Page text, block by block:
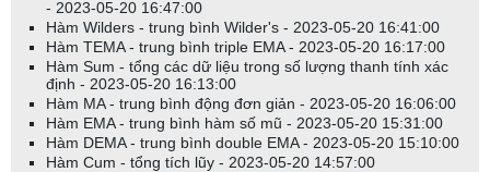
- 2023-05-20 16:47:00
Hàm Wilders - trung bình Wilder's - 2023-05-20 16:41:00
Hàm TEMA - trung bình triple EMA - 2023-05-20 16:17:00
Hàm Sum - tổng các dữ liệu trong số lượng thanh tính xác
định - 2023-05-20 16:13:00
Hàm MA - trung bình động đơn giản - 2023-05-20 16:06:00
Hàm EMA - trung bình hàm số mũ - 2023-05-20 15:31:00
Hàm DEMA - trung bình double EMA - 2023-05-20 15:10:00
Hàm Cum - tổng tích lũy - 2023-05-20 14:57:00